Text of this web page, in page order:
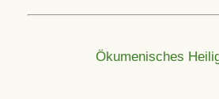
Ökumenisches